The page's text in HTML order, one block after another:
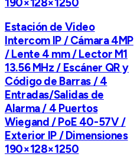
Estación de Video
Intercom IP / Cámara 4MP
/ Lente 4 mm / Lector M1
13.56 MHz / Escáner QR y
Código de Barras / 4
Entradas/Salidas de
Alarma / 4 Puertos
Wiegand / PoE 40-57V /
Exterior IP / Dimensiones
190×128×1250